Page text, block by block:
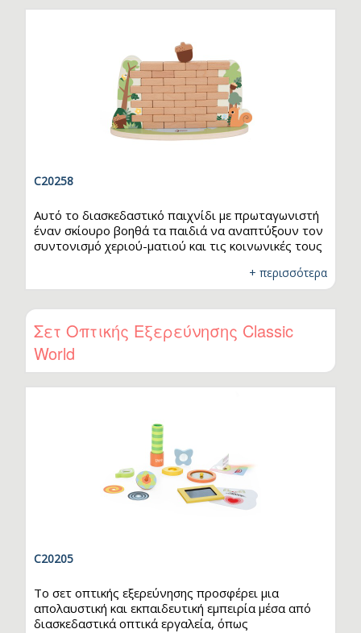
C20258
Αυτό το διασκεδαστικό παιχνίδι με πρωταγωνιστή
έναν σκίουρο βοηθά τα παιδιά να αναπτύξουν τον
συντονισμό χεριού-ματιού και τις κοινωνικές τους
χτυπήσουν τα τουβλάκια, προσπαθώντας να μη
ρίξουν τα κουκουνάρια! Ιδανικό για παιχνίδι με
φίλους ή την οικογένεια, συνδυάζει δράση,
συγκέντρωση και συνεργασία με πολλή διασκέδαση.
+ περισσότερα
Σετ Οπτικής Εξερεύνησης Classic
World
C20205
Το σετ οπτικής εξερεύνησης προσφέρει μια
απολαυστική και εκπαιδευτική εμπειρία μέσα από
διασκεδαστικά οπτικά εργαλεία, όπως